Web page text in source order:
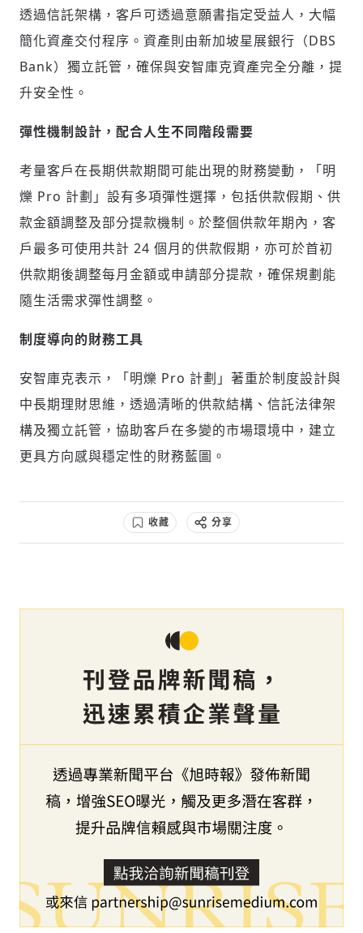
透過信託架構，客戶可透過意願書指定受益人，大幅
簡化資產交付程序。資產則由新加坡星展銀行（DBS
Bank）獨立託管，確保與安智庫克資產完全分離，提
升安全性。
彈性機制設計，配合人生不同階段需要
考量客戶在長期供款期間可能出現的財務變動，「明
爍 Pro 計劃」設有多項彈性選擇，包括供款假期、供
款金額調整及部分提款機制。於整個供款年期內，客
戶最多可使用共計 24 個月的供款假期，亦可於首初
供款期後調整每月金額或申請部分提款，確保規劃能
隨生活需求彈性調整。
制度導向的財務工具
安智庫克表示，「明爍 Pro 計劃」著重於制度設計與
中長期理財思維，透過清晰的供款結構、信託法律架
構及獨立託管，協助客戶在多變的市場環境中，建立
更具方向感與穩定性的財務藍圖。
收藏 分享